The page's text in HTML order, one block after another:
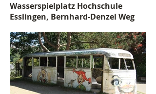
Wasserspielplatz Hochschule
Esslingen, Bernhard-Denzel Weg